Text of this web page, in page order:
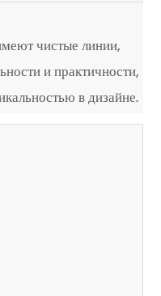
чистые линии,
и практичности,
в дизайне.